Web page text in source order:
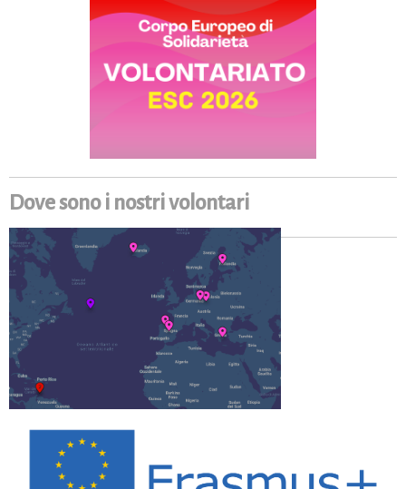
Dove sono i nostri volontari